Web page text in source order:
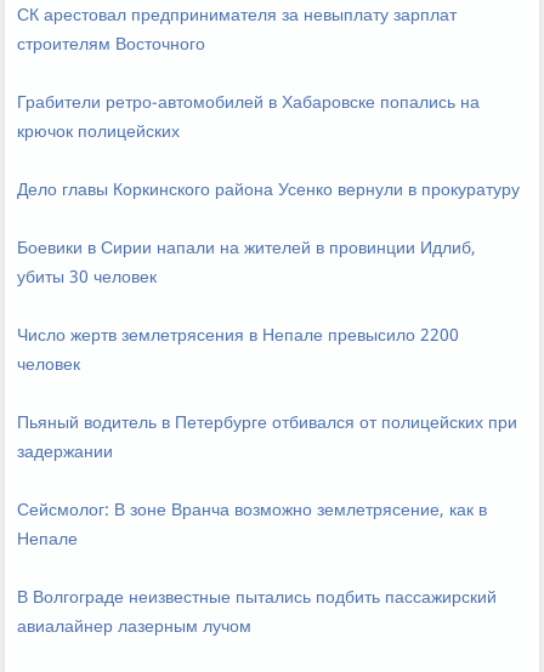
СК арестовал предпринимателя за невыплату зарплат
строителям Восточного
Грабители ретро-автомобилей в Хабаровске попались на
крючок полицейских
Дело главы Коркинского района Усенко вернули в прокуратуру
Боевики в Сирии напали на жителей в провинции Идлиб,
убиты 30 человек
Число жертв землетрясения в Непале превысило 2200
человек
Пьяный водитель в Петербурге отбивался от полицейских при
задержании
Сейсмолог: В зоне Вранча возможно землетрясение, как в
Непале
В Волгограде неизвестные пытались подбить пассажирский
авиалайнер лазерным лучом